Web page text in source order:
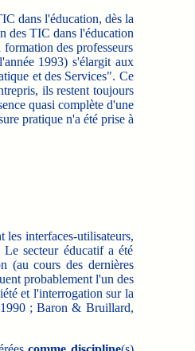
dans l'éducation, dès la
des TIC dans l'éducation
des professeurs
1993) s'élargit aux
et des Services". Ce
ils restent toujours
quasi complète d'une
pratique n'a été prise à
interfaces-utilisateurs,
secteur éducatif a été
(au cours des dernières
probablement l'un des
et l'interrogation sur la
; Baron & Bruillard,